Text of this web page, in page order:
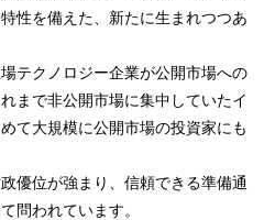
性を備えた、新たに生まれつつあ
テクノロジー企業が公開市場への
まで非公開市場に集中していたイ
て大規模に公開市場の投資家にも
優位が強まり、信頼できる準備通
問われています。